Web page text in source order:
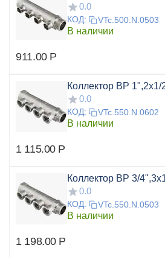
0.0
КОД: VTc.500.N.0503
В наличии
911.00 Р
Коллектор ВР 1",2x1/
0.0
КОД: VTc.550.N.0602
В наличии
1 115.00 Р
Коллектор ВР 3/
0.0
КОД: VTc.550.N.0503
В наличии
1 198.00 Р